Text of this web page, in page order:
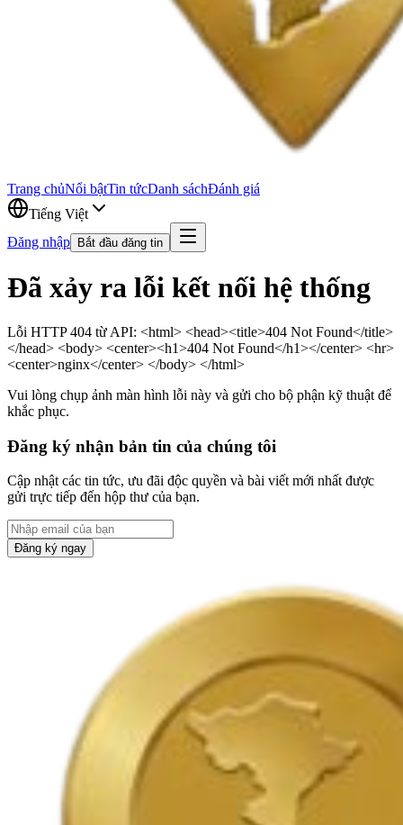
Trang chủNổi bậtTin tứcDanh sáchĐánh giá
Tiếng Việt
Đăng nhập
Bắt đầu đăng tin
Đã xảy ra lỗi kết nối hệ thống
Lỗi HTTP 404 từ API: <html> <head><title>404 Not Found</title>
</head> <body> <center><h1>404 Not Found</h1></center> <hr>
<center>nginx</center> </body> </html>
Vui lòng chụp ảnh màn hình lỗi này và gửi cho bộ phận kỹ thuật để
khắc phục.
Đăng ký nhận bản tin của chúng tôi
Cập nhật các tin tức, ưu đãi độc quyền và bài viết mới nhất được
gửi trực tiếp đến hộp thư của bạn.
Đăng ký ngay